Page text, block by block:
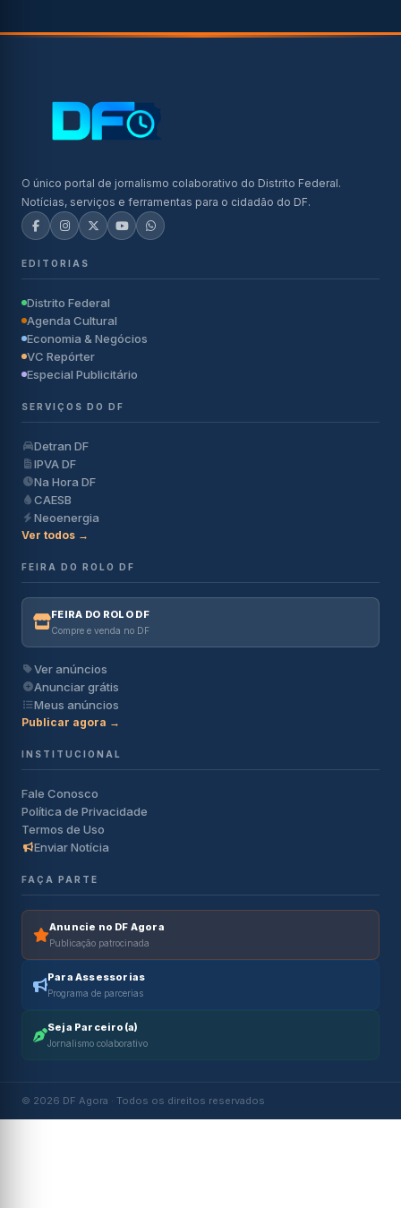
O único portal de jornalismo colaborativo do Distrito Federal.
Notícias, serviços e ferramentas para o cidadão do DF.
EDITORIAS
Distrito Federal
Agenda Cultural
Economia & Negócios
VC Repórter
Especial Publicitário
SERVIÇOS DO DF
Detran DF
IPVA DF
Na Hora DF
CAESB
Neoenergia
Ver todos →
FEIRA DO ROLO DF
FEIRA DO ROLO DF
Compre e venda no DF
Ver anúncios
Anunciar grátis
Meus anúncios
Publicar agora →
INSTITUCIONAL
Fale Conosco
Política de Privacidade
Termos de Uso
Enviar Notícia
FAÇA PARTE
Anuncie no DF Agora
Publicação patrocinada
Para Assessorias
Programa de parcerias
Seja Parceiro(a)
Jornalismo colaborativo
© 2026 DF Agora · Todos os direitos reservados